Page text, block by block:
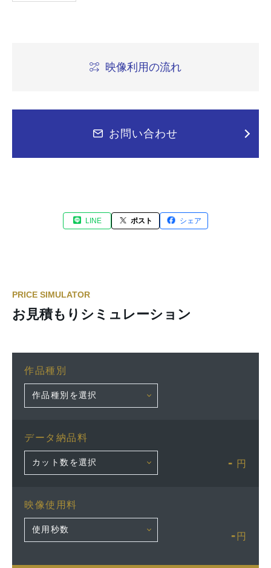
映像利用の流れ
お問い合わせ
LINE ポスト シェア
PRICE SIMULATOR
お見積もりシミュレーション
作品種別
データ納品料
- 円
映像使用料
- 円